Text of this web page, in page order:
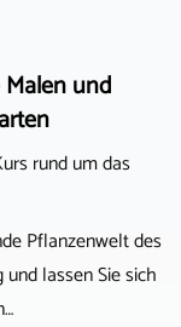
und
rund um das
Pflanzenwelt des
lassen Sie sich